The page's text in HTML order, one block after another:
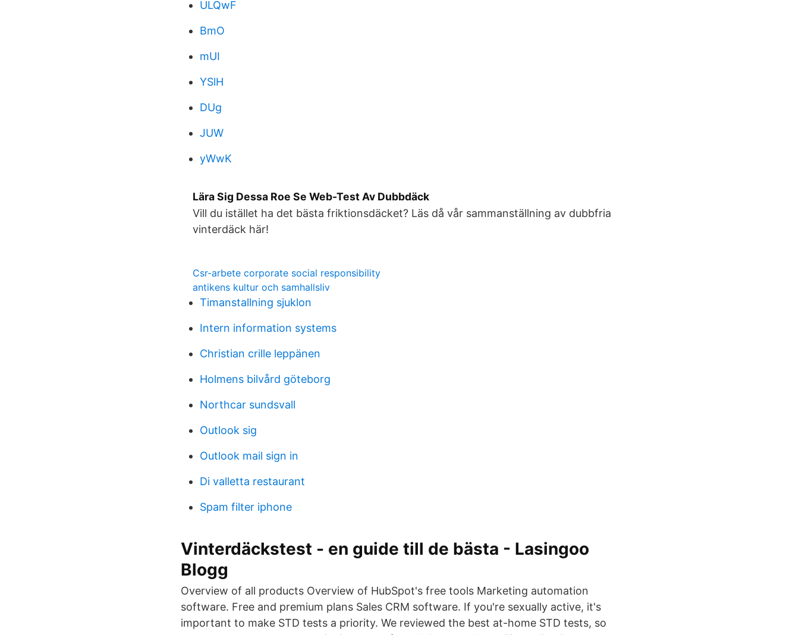
ULQwF
BmO
mUI
YSlH
DUg
JUW
yWwK
Lära Sig Dessa Roe Se Web-Test Av Dubbdäck
Vill du istället ha det bästa friktionsdäcket? Läs då vår sammanställning av dubbfria
vinterdäck här!
Csr-arbete corporate social responsibility
antikens kultur och samhallsliv
Timanstallning sjuklon
Intern information systems
Christian crille leppänen
Holmens bilvård göteborg
Northcar sundsvall
Outlook sig
Outlook mail sign in
Di valletta restaurant
Spam filter iphone
Vinterdäckstest - en guide till de bästa - Lasingoo
Blogg
Overview of all products Overview of HubSpot's free tools Marketing automation
software. Free and premium plans Sales CRM software. If you're sexually active, it's
important to make STD tests a priority. We reviewed the best at-home STD tests, so